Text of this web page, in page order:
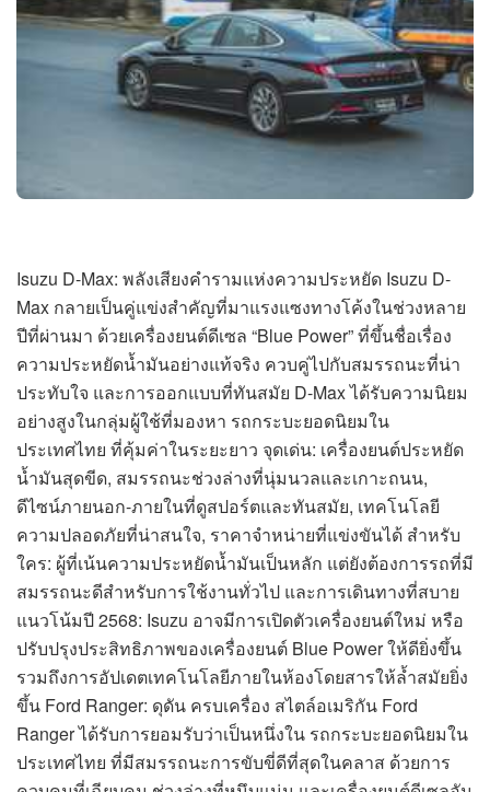
Isuzu D-Max: พลังเสียงคำรามแห่งความประหยัด Isuzu D-
Max กลายเป็นคู่แข่งสำคัญที่มาแรงแซงทางโค้งในช่วงหลาย
ปีที่ผ่านมา ด้วยเครื่องยนต์ดีเซล “Blue Power” ที่ขึ้นชื่อเรื่อง
ความประหยัดน้ำมันอย่างแท้จริง ควบคู่ไปกับสมรรถนะที่น่า
ประทับใจ และการออกแบบที่ทันสมัย D-Max ได้รับความนิยม
อย่างสูงในกลุ่มผู้ใช้ที่มองหา รถกระบะยอดนิยมใน
ประเทศไทย ที่คุ้มค่าในระยะยาว จุดเด่น: เครื่องยนต์ประหยัด
น้ำมันสุดขีด, สมรรถนะช่วงล่างที่นุ่มนวลและเกาะถนน,
ดีไซน์ภายนอก-ภายในที่ดูสปอร์ตและทันสมัย, เทคโนโลยี
ความปลอดภัยที่น่าสนใจ, ราคาจำหน่ายที่แข่งขันได้ สำหรับ
ใคร: ผู้ที่เน้นความประหยัดน้ำมันเป็นหลัก แต่ยังต้องการรถที่มี
สมรรถนะดีสำหรับการใช้งานทั่วไป และการเดินทางที่สบาย
แนวโน้มปี 2568: Isuzu อาจมีการเปิดตัวเครื่องยนต์ใหม่ หรือ
ปรับปรุงประสิทธิภาพของเครื่องยนต์ Blue Power ให้ดียิ่งขึ้น
รวมถึงการอัปเดตเทคโนโลยีภายในห้องโดยสารให้ล้ำสมัยยิ่ง
ขึ้น Ford Ranger: ดุดัน ครบเครื่อง สไตล์อเมริกัน Ford
Ranger ได้รับการยอมรับว่าเป็นหนึ่งใน รถกระบะยอดนิยมใน
ประเทศไทย ที่มีสมรรถนะการขับขี่ดีที่สุดในคลาส ด้วยการ